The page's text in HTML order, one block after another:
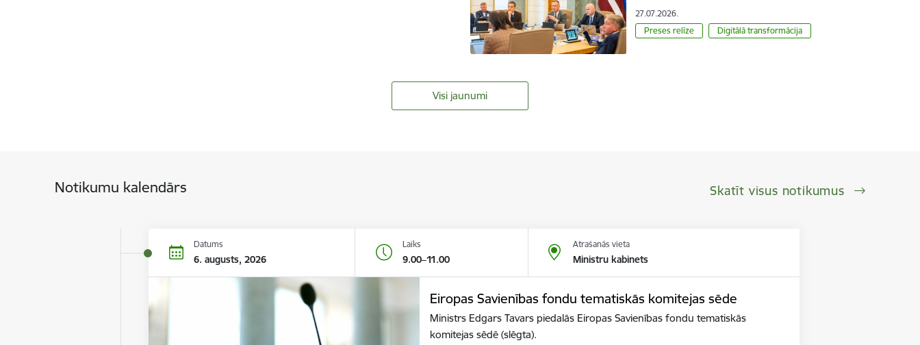
27.07.2026.
Preses relīze
Digitālā transformācija
Visi jaunumi
Notikumu kalendārs Skatīt visus notikumus
Datums
6. augusts, 2026
Laiks
9.00–11.00
Atrašanās vieta
Ministru kabinets
Eiropas Savienības fondu tematiskās komitejas sēde
Ministrs Edgars Tavars piedalās Eiropas Savienības fondu tematiskās
komitejas sēdē (slēgta).